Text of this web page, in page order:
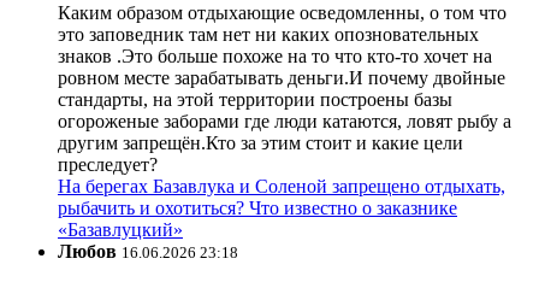
Каким образом отдыхающие осведомленны, о том что
это заповедник там нет ни каких опозновательных
знаков .Это больше похоже на то что кто-то хочет на
ровном месте зарабатывать деньги.И почему двойные
стандарты, на этой территории построены базы
огороженые заборами где люди катаются, ловят рыбу а
другим запрещён.Кто за этим стоит и какие цели
преследует?
На берегах Базавлука и Соленой запрещено отдыхать,
рыбачить и охотиться? Что известно о заказнике
«Базавлуцкий»
Любов 16.06.2026 23:18